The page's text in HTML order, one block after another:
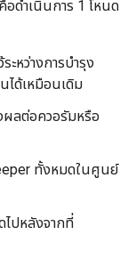
ดำเนินการ 1 โหนด
หว่างการบำรุง
ได้เหมือนเดิม
ผลต่อควอรัมหรือ
ทั้งหมดในศูนย์
ไปหลังจากที่